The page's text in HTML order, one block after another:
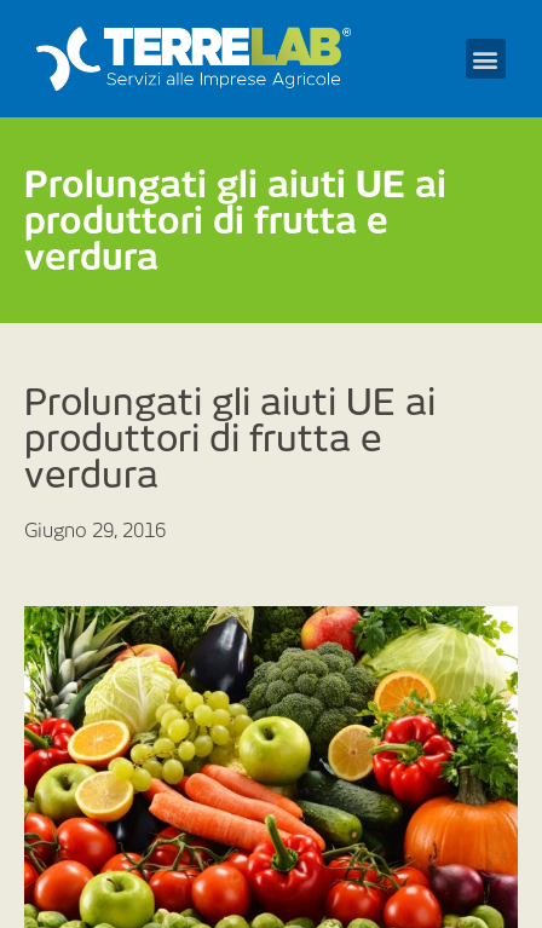
Prolungati gli aiuti UE ai
produttori di frutta e
verdura
Prolungati gli aiuti UE ai
produttori di frutta e
verdura
Giugno 29, 2016